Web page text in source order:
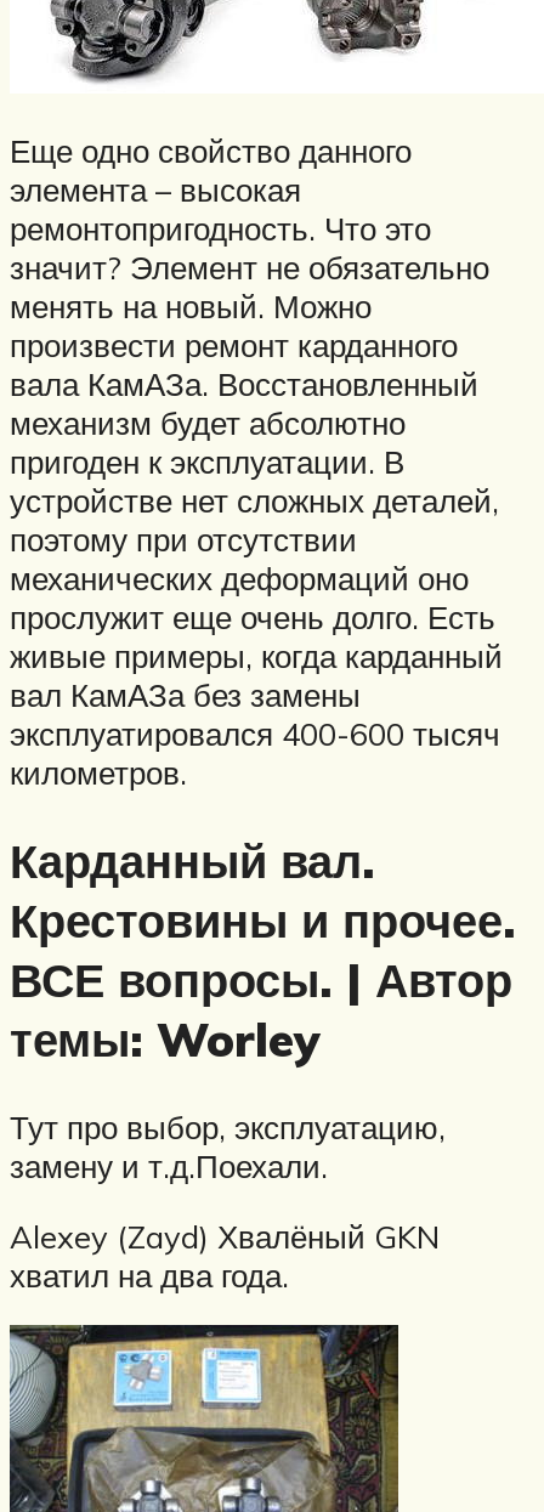
Еще одно свойство данного
элемента – высокая
ремонтопригодность. Что это
значит? Элемент не обязательно
менять на новый. Можно
произвести ремонт карданного
вала КамАЗа. Восстановленный
механизм будет абсолютно
пригоден к эксплуатации. В
устройстве нет сложных деталей,
поэтому при отсутствии
механических деформаций оно
прослужит еще очень долго. Есть
живые примеры, когда карданный
вал КамАЗа без замены
эксплуатировался 400-600 тысяч
километров.
Карданный вал.
Крестовины и прочее.
ВСЕ вопросы. | Автор
темы: Worley
Тут про выбор, эксплуатацию,
замену и т.д.Поехали.
Alexey (Zayd) Хвалёный GKN
хватил на два года.